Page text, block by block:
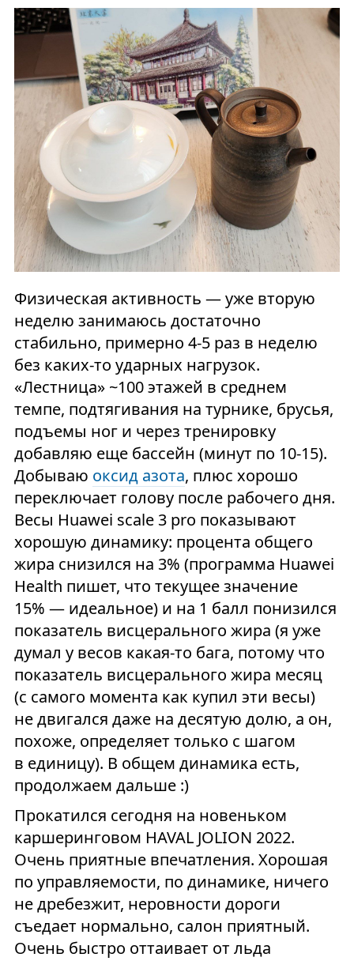
Физическая активность — уже вторую
неделю занимаюсь достаточно
стабильно, примерно 4-5 раз в неделю
без каких-то ударных нагрузок.
«Лестница» ~100 этажей в среднем
темпе, подтягивания на турнике, брусья,
подъемы ног и через тренировку
добавляю еще бассейн (минут по 10-15).
Добываю оксид азота, плюс хорошо
переключает голову после рабочего дня.
Весы Huawei scale 3 pro показывают
хорошую динамику: процента общего
жира снизился на 3% (программа Huawei
Health пишет, что текущее значение
15% — идеальное) и на 1 балл понизился
показатель висцерального жира (я уже
думал у весов какая-то бага, потому что
показатель висцерального жира месяц
(с самого момента как купил эти весы)
не двигался даже на десятую долю, а он,
похоже, определяет только с шагом
в единицу). В общем динамика есть,
продолжаем дальше :)
Прокатился сегодня на новеньком
каршеринговом HAVAL JOLION 2022.
Очень приятные впечатления. Хорошая
по управляемости, по динамике, ничего
не дребезжит, неровности дороги
съедает нормально, салон приятный.
Очень быстро оттаивает от льда